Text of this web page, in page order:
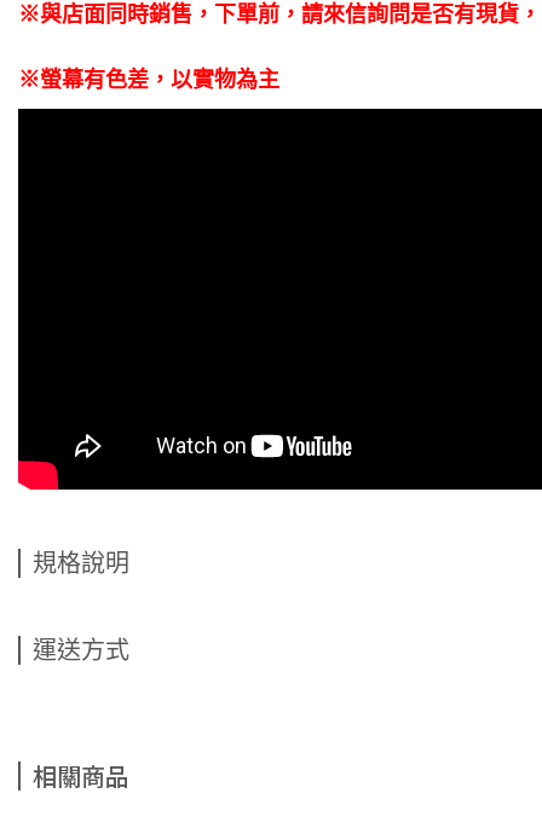
※與店面同時銷售 ， 下單前 ， 請來信詢問是否有現貨
※螢幕有色差，以實物為主
規格說明
運送方式
相關商品